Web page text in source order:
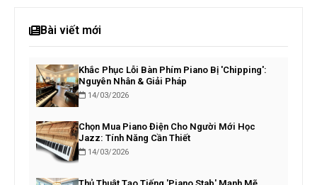
Bài viết mới
Khắc Phục Lỗi Bàn Phím Piano Bị 'Chipping':
Nguyên Nhân & Giải Pháp
14/03/2026
Chọn Mua Piano Điện Cho Người Mới Học
Jazz: Tính Năng Cần Thiết
14/03/2026